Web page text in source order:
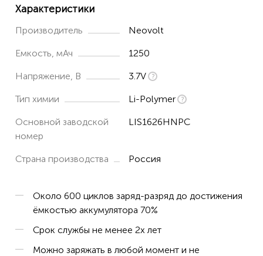
Характеристики
Производитель Neovolt
Емкость, мАч 1250
Напряжение, В 3.7V
Тип химии Li-Polymer
Основной заводской
номер
LIS1626HNPC
Страна производства Россия
Около 600 циклов заряд-разряд до достижения
ёмкостью аккумулятора 70%
Срок службы не менее 2х лет
Можно заряжать в любой момент и не